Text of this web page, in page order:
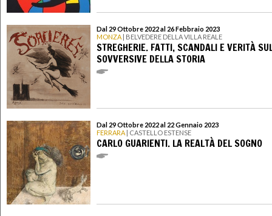
Dal 29 Ottobre 2022 al 26 Febbraio 2023
MONZA | BELVEDERE DELLA VILLA REALE
STREGHERIE. FATTI, SCANDALI E VERITÀ
SOVVERSIVE DELLA STORIA
Dal 29 Ottobre 2022 al 22 Gennaio 2023
FERRARA | CASTELLO ESTENSE
CARLO GUARIENTI. LA REALTÀ DEL SOGNO